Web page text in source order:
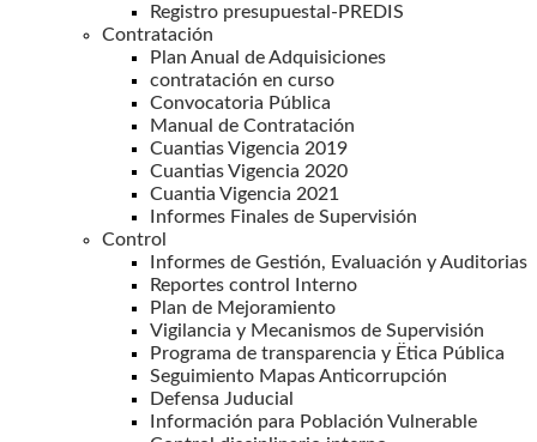
Registro presupuestal-PREDIS
Contratación
Plan Anual de Adquisiciones
contratación en curso
Convocatoria Pública
Manual de Contratación
Cuantias Vigencia 2019
Cuantias Vigencia 2020
Cuantia Vigencia 2021
Informes Finales de Supervisión
Control
Informes de Gestión, Evaluación y Auditorias
Reportes control Interno
Plan de Mejoramiento
Vigilancia y Mecanismos de Supervisión
Programa de transparencia y Ëtica Pública
Seguimiento Mapas Anticorrupción
Defensa Juducial
Información para Población Vulnerable